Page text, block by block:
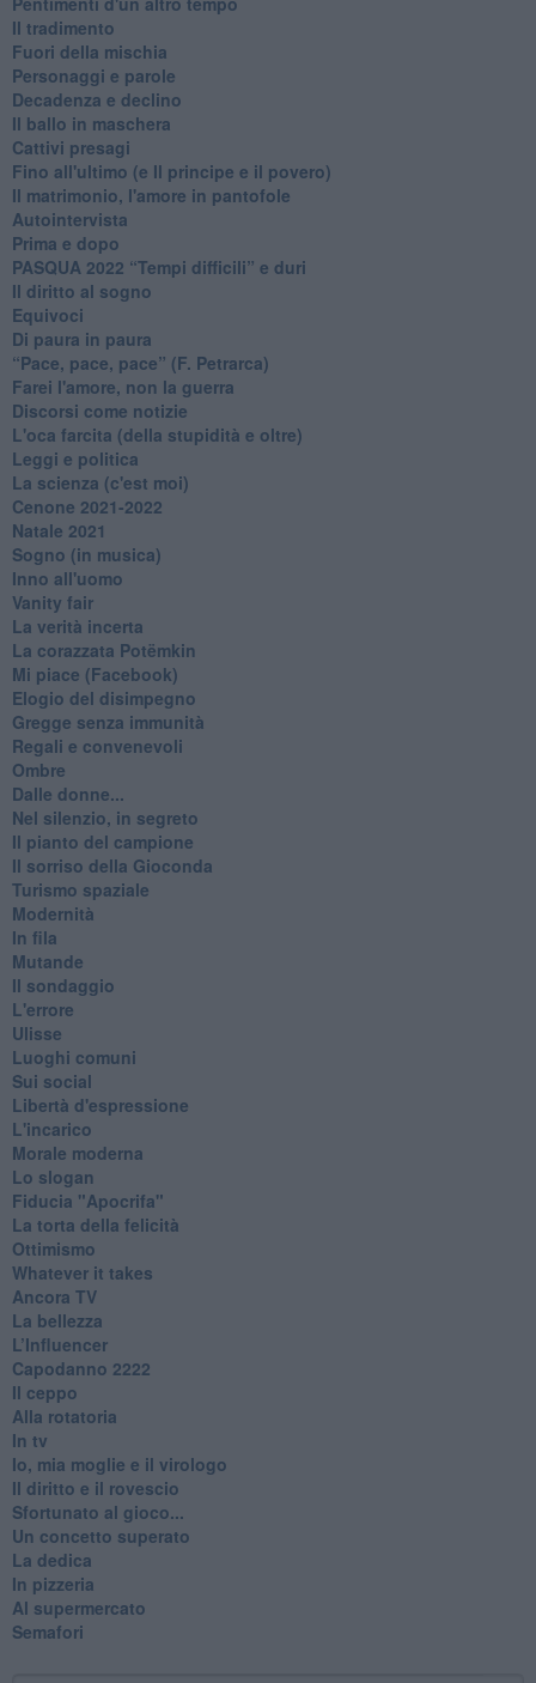
Il tradimento
Fuori della mischia
Personaggi e parole
Decadenza e declino
Il ballo in maschera
Cattivi presagi
Fino all'ultimo (e Il principe e il povero)
Il matrimonio, l'amore in pantofole
Autointervista
Prima e dopo
​PASQUA 2022 “Tempi difficili” e duri
Il diritto al sogno
Equivoci
Di paura in paura
​“Pace, pace, pace” (F. Petrarca)
Farei l'amore, non la guerra
Discorsi come notizie
L'oca farcita (della stupidità e oltre)
Leggi e politica
La scienza (c'est moi)
Cenone 2021-2022
Natale 2021
Sogno (in musica)
Inno all'uomo
Vanity fair
La verità incerta
La corazzata Potëmkin
Mi piace (Facebook)
Elogio del disimpegno
Gregge senza immunità
Regali e convenevoli
Ombre
Dalle donne...
Nel silenzio, in segreto
Il pianto del campione
Il sorriso della Gioconda
Turismo spaziale
Modernità
In fila
Mutande
Il sondaggio
L'errore
Ulisse
Luoghi comuni
Sui social
Libertà d'espressione
L'incarico
Morale moderna
Lo slogan
Fiducia "Apocrifa"
La torta della felicità
Ottimismo
Whatever it takes
Ancora TV
La bellezza
L’Influencer
​Capodanno 2222
Il ceppo
Alla rotatoria
In tv
Io, mia moglie e il virologo
Il diritto e il rovescio
Sfortunato al gioco...
Un concetto superato
La dedica
In pizzeria
Al supermercato
Semafori